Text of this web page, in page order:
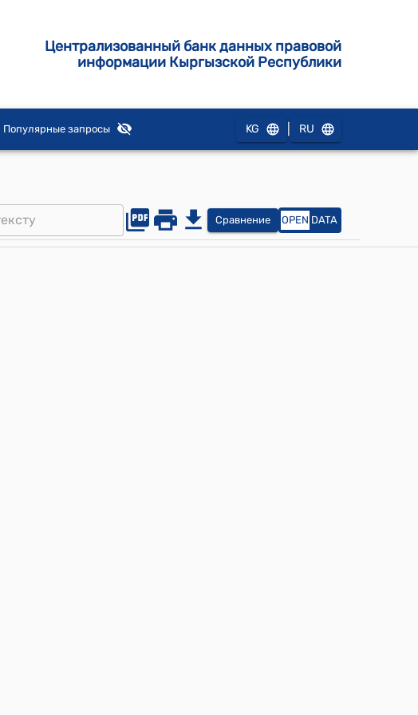
Централизованный банк данных правовой
информации Кыргызской Республики
Популярные запросы KG RU
Сравнение OPEN DATA